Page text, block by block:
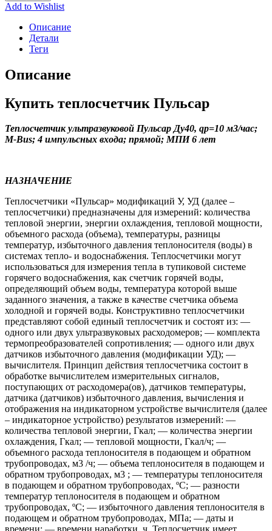
Add to Wishlist
Описание
Детали
Теги
Описание
Купить теплосчетчик Пульсар
Теплосчетчик ультразвуковой Пульсар Ду40, qp=10 м3/час;
М-Bus; 4 импульсных входа; прямой; МПИ 6 лет
НАЗНАЧЕНИЕ
Теплосчетчики «Пульсар» модификаций У, УД (далее –
теплосчетчики) предназначены для измерений: количества
тепловой энергии, энергии охлаждения, тепловой мощности,
объемного расхода (объема), температуры, разницы
температур, избыточного давления теплоносителя (воды) в
системах тепло- и водоснабжения. Теплосчетчики могут
использоваться для измерения тепла в тупиковой системе
горячего водоснабжения, как счетчик горячей воды,
определяющий объем воды, температура которой выше
заданного значения, а также в качестве счетчика объема
холодной и горячей воды. Конструктивно теплосчетчики
представляют собой единый теплосчетчик и состоят из: —
одного или двух ультразвуковых расходомеров; — комплекта
термопреобразователей сопротивления; — одного или двух
датчиков избыточного давления (модификации УД); —
вычислителя. Принцип действия теплосчетчика состоит в
обработке вычислителем измерительных сигналов,
поступающих от расходомера(ов), датчиков температуры,
датчика (датчиков) избыточного давления, вычисления и
отображения на индикаторном устройстве вычислителя (далее
– индикаторное устройство) результатов измерений: —
количества тепловой энергии, Гкал; — количества энергии
охлаждения, Гкал; — тепловой мощности, Гкал/ч; —
объемного расхода теплоносителя в подающем и обратном
трубопроводах, м3 /ч; — объема теплоносителя в подающем и
обратном трубопроводах, м3 ; — температуры теплоносителя
в подающем и обратном трубопроводах, ºС; — разности
температур теплоносителя в подающем и обратном
трубопроводах, ºС; — избыточного давления теплоносителя в
подающем и обратном трубопроводах, МПа; — даты и